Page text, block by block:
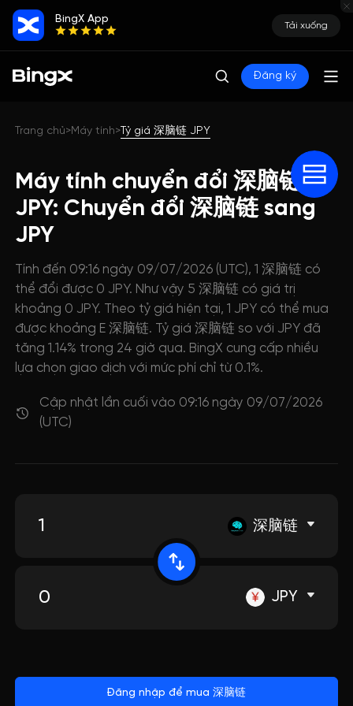
BingX App
Tải xuống
Đăng ký
Trang chủ>Máy tính>Tỷ giá 深脑链 JPY
Máy tính chuyển đổi 深脑链
JPY: Chuyển đổi 深脑链 sang
JPY
Tính đến 09:16 ngày 09/07/2026 (UTC), 1 深脑链 có
thể đổi được 0 JPY. Như vậy 5 深脑链 có giá trị
khoảng 0 JPY. Theo tỷ giá hiện tại, 1 JPY có thể mua
được khoảng E 深脑链. Tỷ giá 深脑链 so với JPY đã
tăng 1.14% trong 24 giờ qua. BingX cung cấp nhiều
lựa chọn giao dịch với mức phí chỉ từ 0.1%.
Cập nhật lần cuối vào 09:16 ngày 09/07/2026
(UTC)
深脑链
JPY
Đăng nhập để mua 深脑链